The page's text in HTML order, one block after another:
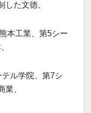
した文徳、
本工業、第5シー
ル学院、第7シ
業、